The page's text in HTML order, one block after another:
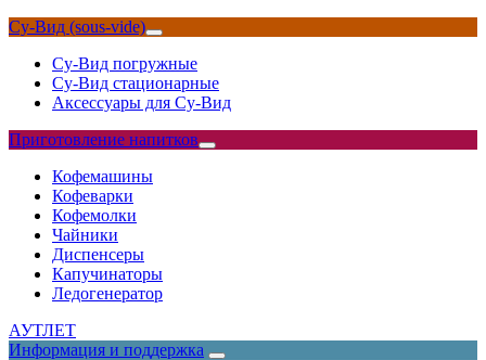
Су-Вид (sous-vide)
Су-Вид погружные
Су-Вид стационарные
Аксессуары для Су-Вид
Приготовление напитков
Кофемашины
Кофеварки
Кофемолки
Чайники
Диспенсеры
Капучинаторы
Ледогенератор
АУТЛЕТ
Информация и поддержка